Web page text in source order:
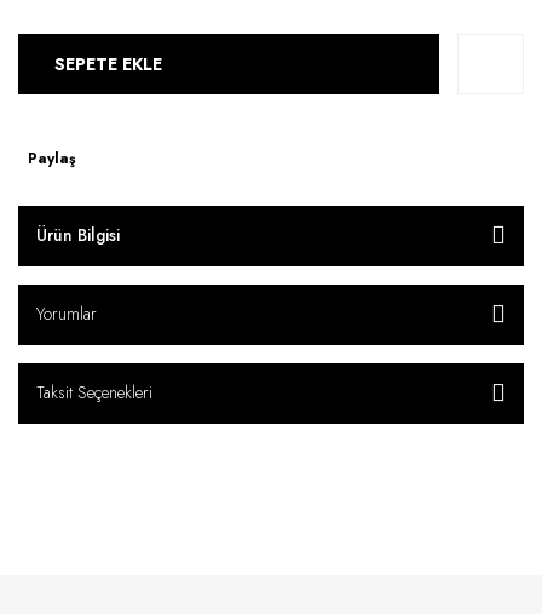
SEPETE EKLE
Paylaş
Ürün Bilgisi
Yorumlar
Taksit Seçenekleri